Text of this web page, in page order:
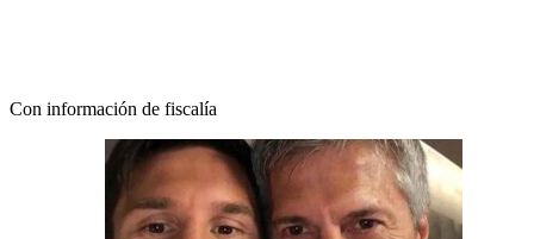
Con información de fiscalía